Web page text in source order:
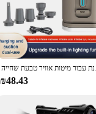
שחייה
₪48.43